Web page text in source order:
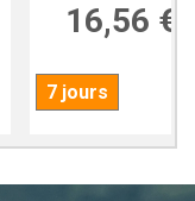
16,56 €
7 jours